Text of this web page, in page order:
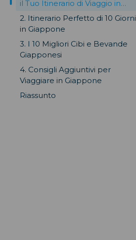
il Tuo Itinerario di Viaggio in
Giappone
2. Itinerario Perfetto di 10 Giorni
in Giappone
3. I 10 Migliori Cibi e Bevande
Giapponesi
4. Consigli Aggiuntivi per
Viaggiare in Giappone
Riassunto